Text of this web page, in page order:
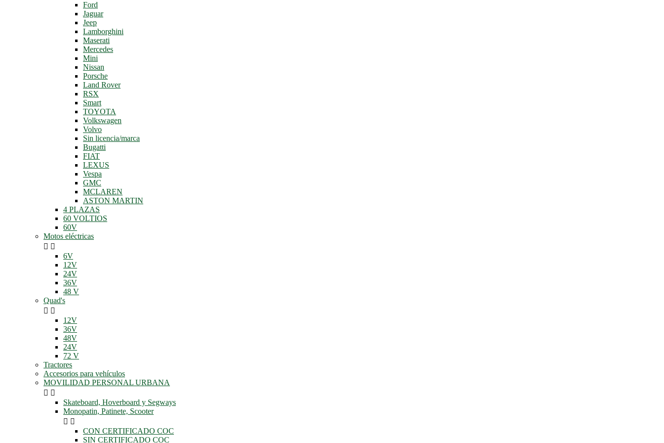
Ford
Jaguar
Jeep
Lamborghini
Maserati
Mercedes
Mini
Nissan
Porsche
Land Rover
RSX
Smart
TOYOTA
Volkswagen
Volvo
Sin licencia/marca
Bugatti
FIAT
LEXUS
Vespa
GMC
MCLAREN
ASTON MARTIN
4 PLAZAS
60 VOLTIOS
60V
Motos eléctricas
 
6V
12V
24V
36V
48 V
Quad's
 
12V
36V
48V
24V
72 V
Tractores
Accesorios para vehículos
MOVILIDAD PERSONAL URBANA
 
Skateboard, Hoverboard y Segways
Monopatin, Patinete, Scooter
 
CON CERTIFICADO COC
SIN CERTIFICADO COC